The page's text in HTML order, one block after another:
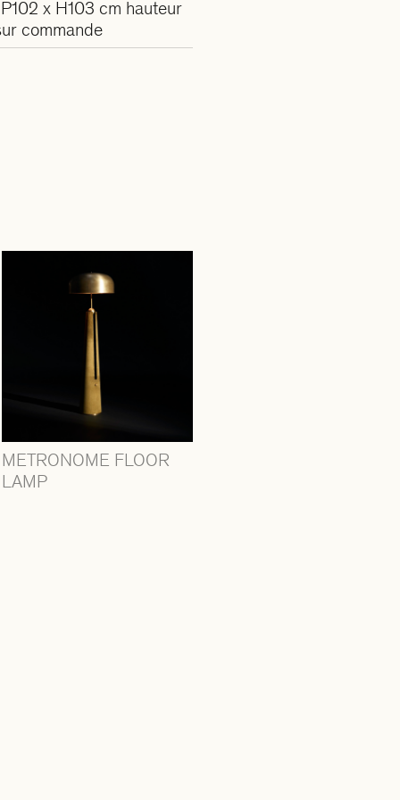
x H103 cm hauteur
commande
METRONOME FLOOR
LAMP